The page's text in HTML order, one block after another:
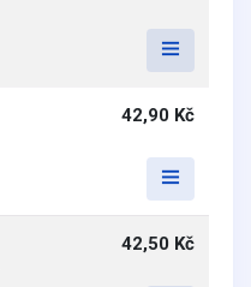
42,90 Kč
42,50 Kč